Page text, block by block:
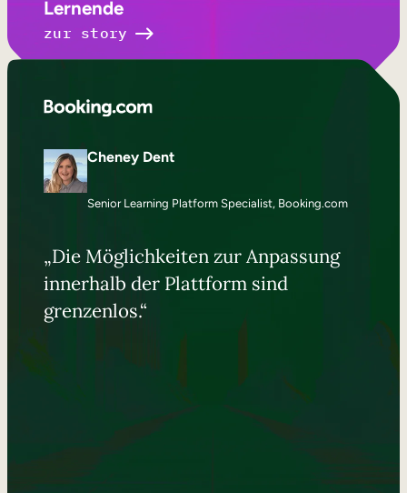
Lernende
zur story
Cheney Dent
Senior Learning Platform Specialist, Booking.com
„Die Möglichkeiten zur Anpassung
innerhalb der Plattform sind
grenzenlos.“